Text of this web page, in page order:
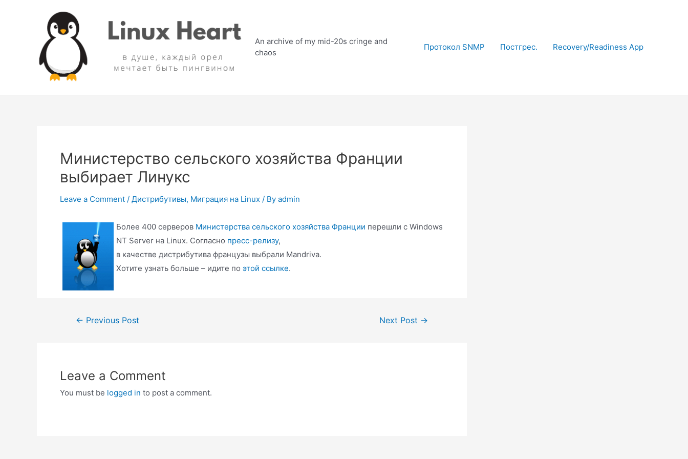
An archive of my mid-20s cringe and
chaos
Протокол SNMP Постгрес. Recovery/Readiness App
Министерство сельского хозяйства Франции
выбирает Линукс
Leave a Comment / Дистрибутивы, Миграция на Linux / By admin
Более 400 серверов Министерства сельского хозяйства Франции перешли с Windows
NT Server на Linux. Согласно пресс-релизу,
в качестве дистрибутива французы выбрали Mandriva.
Хотите узнать больше – идите по этой ссылке.
Post← Previous Post Next Post →
Leave a Comment
You must be logged in to post a comment.